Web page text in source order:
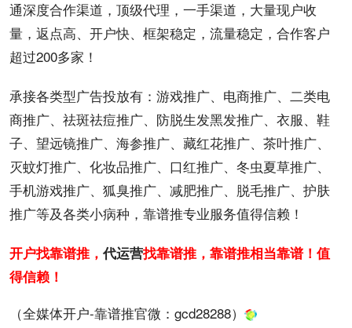
通深度合作渠道 ，顶级代理 ，一手渠道，大量现户收
量，返点高、 开户快、 框架稳定， 流量稳定，合作客户
超过200多家！
承接各类型广告投放有： 游戏推广、 电商推广、 二类电
商推广、 祛斑祛痘推广、防脱生发黑发推广、衣服、鞋
子、望远镜推广、 海参推广、藏红花推广、茶叶推广、
灭蚊灯推广、 化妆品推广、口红推广、冬虫夏草推广、
手机游戏推广、 狐臭推广、 减肥推广、脱毛推广、护肤
推广等及各类小病种 ，靠谱推专业服务值得信赖！
开户找靠谱推， 代运营找靠谱推，靠谱推相当靠谱！值
得信赖！
（全媒体开户-靠谱推官微： gcd28288）